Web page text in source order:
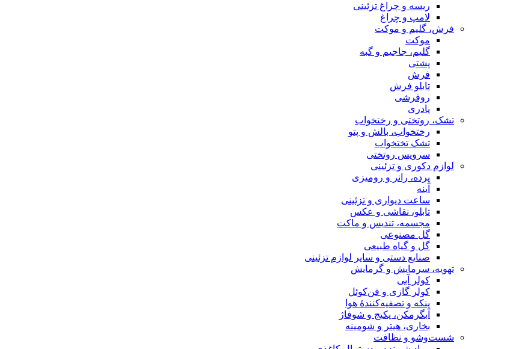
ریسه و چراغ تزئینی
لامپ و چراغ
فرش، گلیم و موکت
موکت
گلیم، جاجیم و گبه
پشتی
فرش
تابلو فرش
روفرشی
پادری
تشک، روتختی و رختخواب
رختخواب، بالش و پتو
تشک تختخواب
سرویس روتختی
لوازم دکوری و تزئینی
پرده، رانر و رومیزی
آینه
ساعت دیواری و تزئینی
تابلو، نقاشی و عکس
مجسمه، تندیس و ماکت
گل مصنوعی
گل و گیاه طبیعی
صنایع دستی و سایر لوازم تزئینی
تهویه، سرمایش و گرمایش
کولر آبی
کولر گازی و فن‌کوئل
پنکه و تصفیه‌کنندهٔ هوا
آبگرمکن، پکیج و شوفاژ
بخاری، هیتر و شومینه
شست‌وشو و نظافت